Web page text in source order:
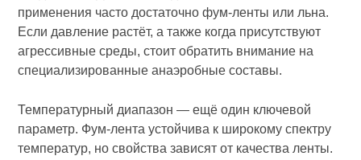
применения часто достаточно фум‑ленты или льна.
Если давление растёт, а также когда присутствуют
агрессивные среды, стоит обратить внимание на
специализированные анаэробные составы.
Температурный диапазон — ещё один ключевой
параметр. Фум‑лента устойчива к широкому спектру
температур, но свойства зависят от качества ленты.